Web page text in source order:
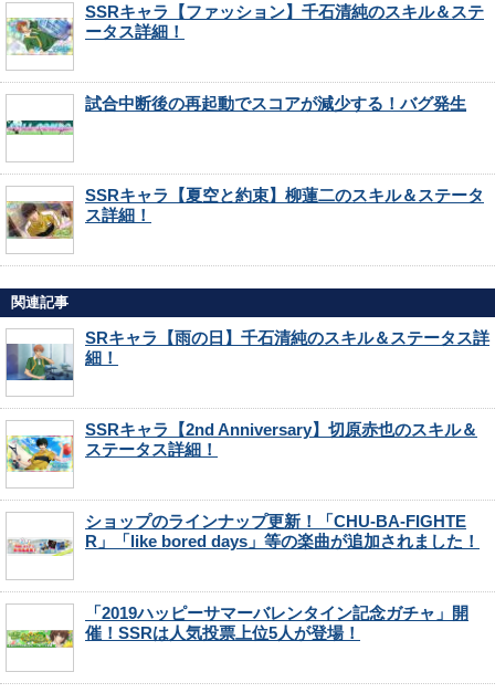
SSRキャラ【ファッション】千石清純のスキル＆ステ
ータス詳細！
試合中断後の再起動でスコアが減少する！バグ発生
SSRキャラ【夏空と約束】柳蓮二のスキル＆ステータ
ス詳細！
関連記事
SRキャラ【雨の日】千石清純のスキル＆ステータス詳
細！
SSRキャラ【2nd Anniversary】切原赤也のスキル＆
ステータス詳細！
ショップのラインナップ更新！「CHU-BA-FIGHTE
R」「like bored days」等の楽曲が追加されました！
「2019ハッピーサマーバレンタイン記念ガチャ」開
催！SSRは人気投票上位5人が登場！